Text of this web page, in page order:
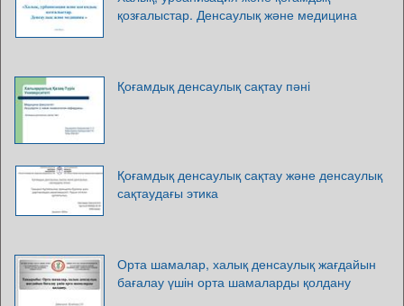
қозғалыстар. Денсаулық және медицина
Қоғамдық денсаулық сақтау пәні
Қоғамдық денсаулық сақтау және денсаулық
сақтаудағы этика
Орта шамалар, халық денсаулық жағдайын
бағалау үшін орта шамаларды қолдану